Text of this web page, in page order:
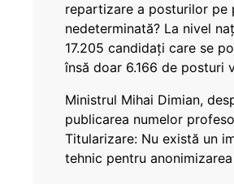
repartizare a posturilor pe
nedeterminată? La nivel
17.205 candidați care se
însă doar 6.166 de posturi
Ministrul Mihai Dimian,
publicarea numelor
Titularizare: Nu există un
tehnic pentru